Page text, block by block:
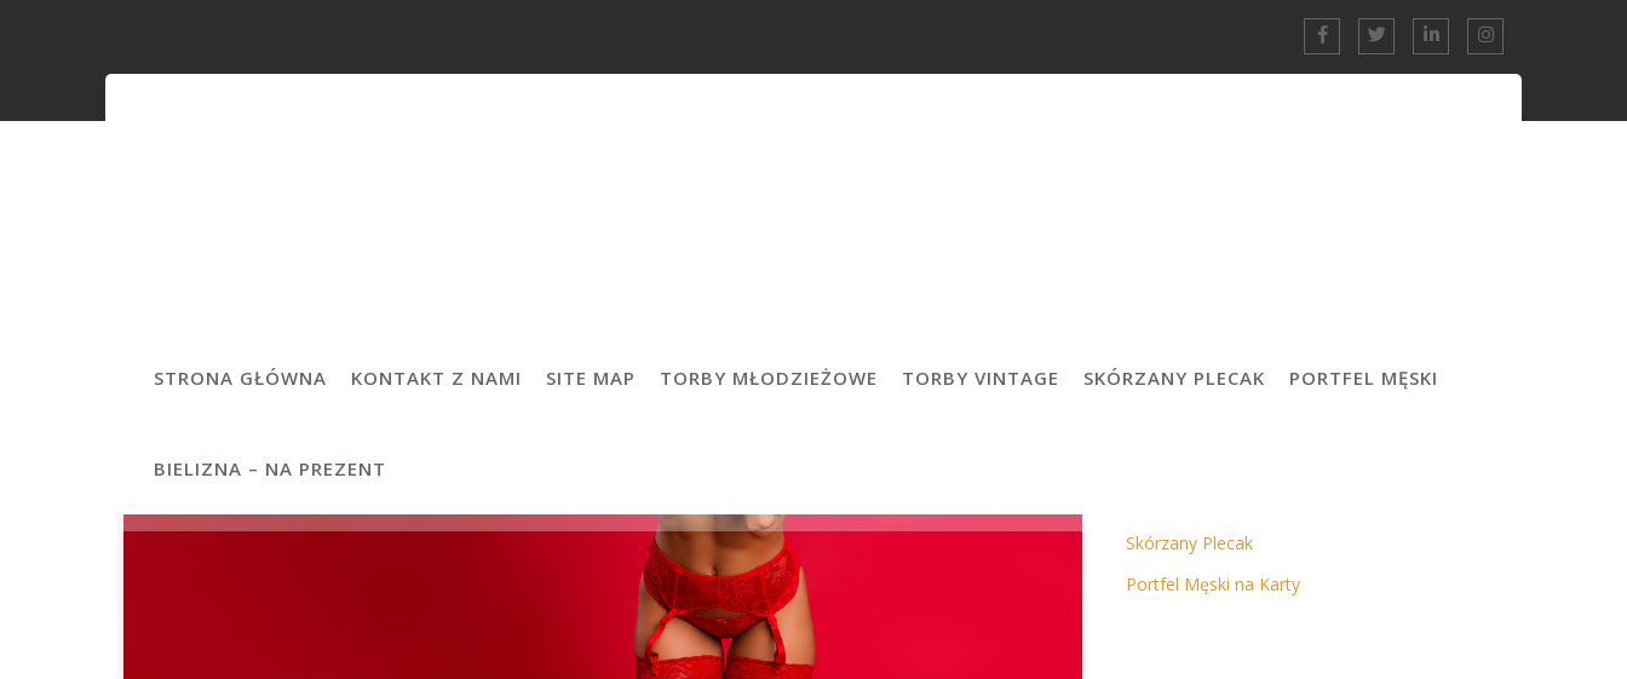
STRONA GŁÓWNA KONTAKT Z NAMI SITE MAP TORBY MŁODZIEŻOWE TORBY VINTAGE SKÓRZANY PLECAK PORTFEL MĘSKI
BIELIZNA – NA PREZENT
Skórzany Plecak
Portfel Męski na Karty